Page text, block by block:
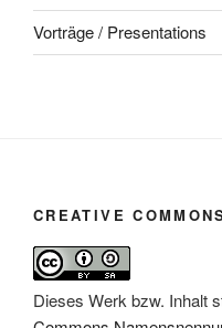
Vorträge / Presentations
CREATIVE
Dieses Werk bzw. Inhalt